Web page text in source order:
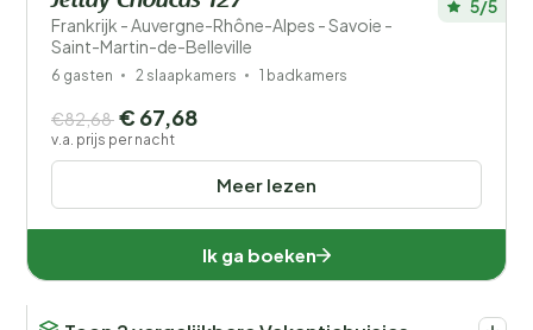
Frankrijk - Auvergne-Rhône-Alpes - Savoie -
Saint-Martin-de-Belleville
5/5
6 gasten 2 slaapkamers 1 badkamers
Meer lezen
€82,68 € 67,68
v.a. prijs per nacht
Ik ga boeken